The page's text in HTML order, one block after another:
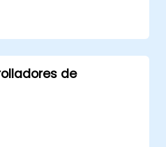
con React.
front-end y back-
full-stack.
prácticas para
a
basadas en
de